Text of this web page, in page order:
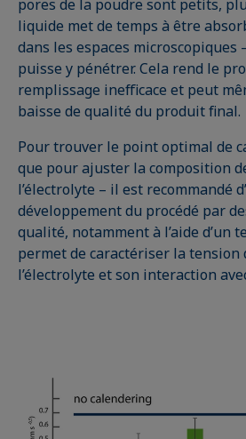
pores de la poudre sont petits,
liquide met de temps à être
dans les espaces microscopiques
puisse y pénétrer. Cela rend le
remplissage inefficace et peut
baisse de qualité du produit final.
Pour trouver le point optimal de
que pour ajuster la composition
l’électrolyte – il est recommandé
développement du procédé par
qualité, notamment à l’aide d’un
permet de caractériser la tension
l’électrolyte et son interaction